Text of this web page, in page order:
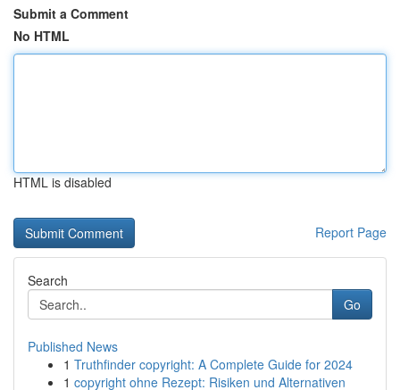
Submit a Comment
No HTML
HTML is disabled
Report Page
Search
Go
Published News
1 Truthfinder copyright: A Complete Guide for 2024
1 copyright ohne Rezept: Risiken und Alternativen